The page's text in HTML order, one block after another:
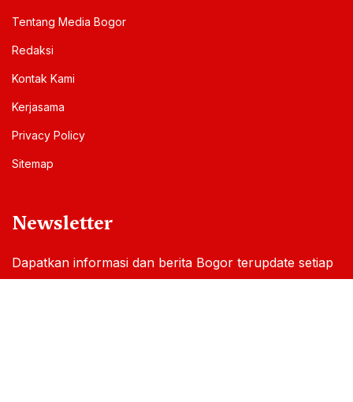
Tentang Media Bogor
Redaksi
Kontak Kami
Kerjasama
Privacy Policy
Sitemap
Newsletter
Dapatkan informasi dan berita Bogor terupdate setiap
hari melalui email Anda